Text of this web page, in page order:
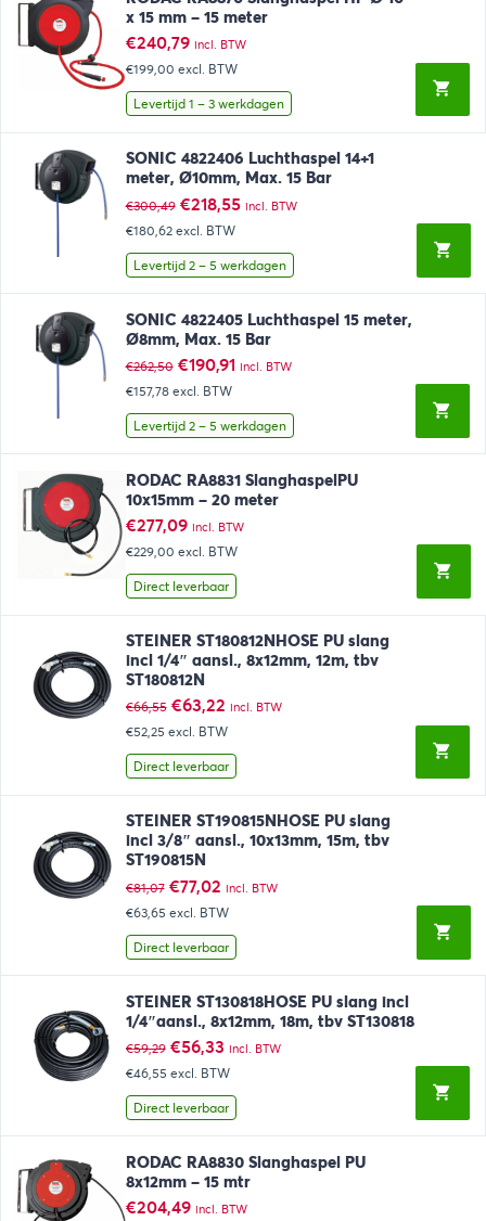
x 15 mm – 15 meter
€240,79 incl. BTW
€199,00 excl. BTW
Levertijd 1 – 3 werkdagen
SONIC 4822406 Luchthaspel 14+1
meter, Ø10mm, Max. 15 Bar
€300,49 Oorspronkelijke
prijs
was:
€300,49.
€218,55Huidige
€218,55.
incl. BTW
€180,62 excl. BTW
Levertijd 2 – 5 werkdagen
SONIC 4822405 Luchthaspel 15 meter,
Ø8mm, Max. 15 Bar
€262,50 Oorspronkelijke
prijs
was:
€262,50.
€190,91Huidige
€190,91.
incl. BTW
€157,78 excl. BTW
Levertijd 2 – 5 werkdagen
RODAC RA8831 SlanghaspelPU
10x15mm – 20 meter
€277,09 incl. BTW
€229,00 excl. BTW
Direct leverbaar
STEINER ST180812NHOSE PU slang
incl 1/4″ aansl., 8x12mm, 12m, tbv
ST180812N
€66,55 Oorspronkelijke
prijs
was:
€66,55.
€63,22Huidige
prijs
is:
€63,22.
incl. BTW
€52,25 excl. BTW
Direct leverbaar
STEINER ST190815NHOSE PU slang
incl 3/8″ aansl., 10x13mm, 15m, tbv
ST190815N
€81,07 Oorspronkelijke
prijs
was:
€81,07.
€77,02Huidige
prijs
is:
€77,02.
incl. BTW
€63,65 excl. BTW
Direct leverbaar
STEINER ST130818HOSE PU slang incl
1/4″aansl., 8x12mm, 18m, tbv ST130818
€59,29 Oorspronkelijke
prijs
was:
€59,29.
€56,33Huidige
prijs
is:
€56,33.
incl. BTW
€46,55 excl. BTW
Direct leverbaar
RODAC RA8830 Slanghaspel PU
8x12mm – 15 mtr
€204,49 incl. BTW